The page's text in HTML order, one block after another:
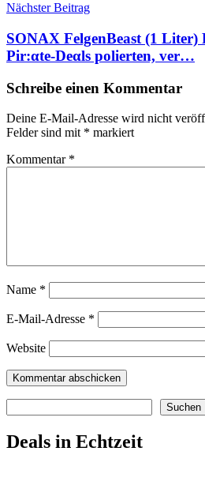
Nächster Beitrag
SONAX FelgenBeast (1 Liter)
Pir:αtе-Dеαls polierten, ver…
Schreibe einen Kommentar
Deine E-Mail-Adresse wird nicht
Felder sind mit * markiert
Kommentar *
Name *
E-Mail-Adresse *
Website
Suchen
Deals in Echtzeit